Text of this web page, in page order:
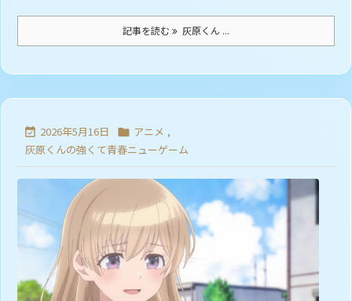
記事を読む 灰原くん ...
 2026年5月16日  アニメ ,
灰原くんの強くて青春ニューゲーム